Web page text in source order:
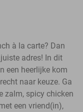
à la carte? Dan
adres! In dit
een heerlijke kom
naar keuze. Ga
zalm, spicy chicken
een vriend(in),